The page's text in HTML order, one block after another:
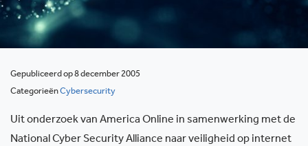
Gepubliceerd op 8 december 2005
CategorieënCybersecurity
Uit onderzoek van America Online in samenwerking met de
National Cyber Security Alliance naar veiligheid op internet